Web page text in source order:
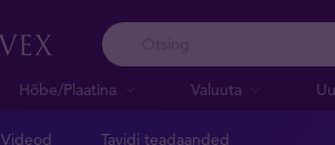
Hõbe/Plaatina Valuuta
Videod Tavidi teadaanded